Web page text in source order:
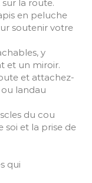
la route.
en peluche
soutenir votre
y
et un miroir.
et attachez-
landau
du cou
soi et la prise de
qui